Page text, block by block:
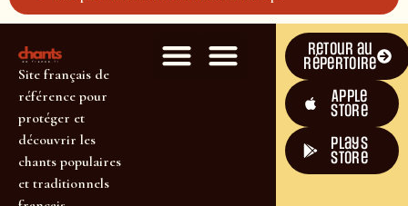
Site français de
référence pour
protéger et
découvrir les
chants populaires
et traditionnels
Retour au
répertoire
Apple
Store
plays
store